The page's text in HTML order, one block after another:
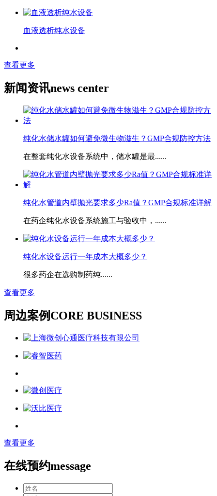
血液透析纯水设备
查看更多
新闻资讯news center
纯化水储水罐如何避免微生物滋生？GMP合规防控方法
在整套纯化水设备系统中，储水罐是最......
​纯化水管道内壁抛光要求多少Ra值？GMP合规标准详解
在药企纯化水设备系统施工与验收中，......
​纯化水设备运行一年成本大概多少？
很多药企在选购制药纯......
查看更多
周边案例CORE BUSINESS
查看更多
在线预约message